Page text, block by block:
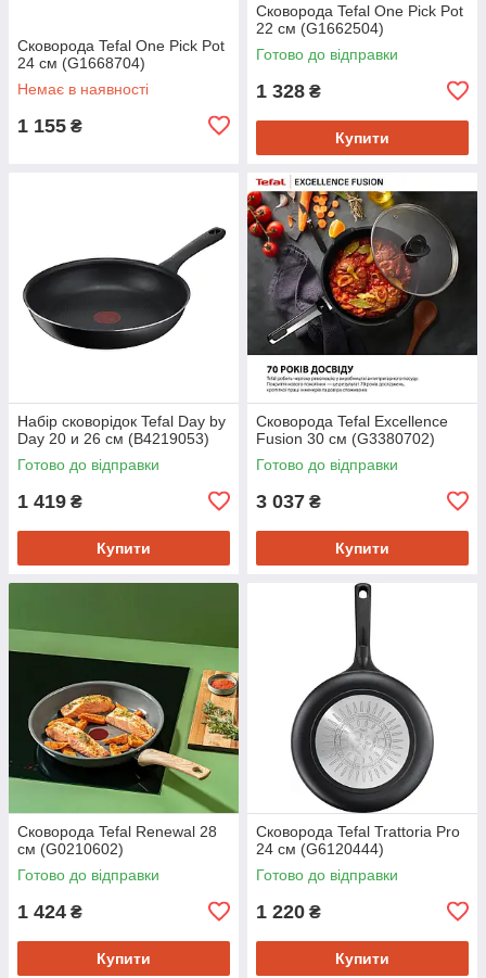
Сковорода Tefal One Pick Pot
24 см (G1668704)
Немає в наявності
1 155 ₴
Сковорода Tefal One Pick Pot
22 см (G1662504)
Готово до відправки
1 328 ₴
Купити
Набір сковорідок Tefal Day by
Day 20 и 26 см (B4219053)
Готово до відправки
1 419 ₴
Купити
Сковорода Tefal Excellence
Fusion 30 см (G3380702)
Готово до відправки
3 037 ₴
Купити
Сковорода Tefal Renewal 28
см (G0210602)
Готово до відправки
1 424 ₴
Купити
Сковорода Tefal Trattoria Pro
24 см (G6120444)
Готово до відправки
1 220 ₴
Купити